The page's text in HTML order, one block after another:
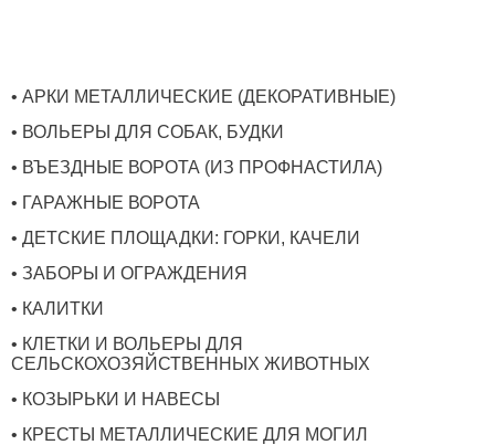
• АРКИ МЕТАЛЛИЧЕСКИЕ (ДЕКОРАТИВНЫЕ)
• ВОЛЬЕРЫ ДЛЯ СОБАК, БУДКИ
• ВЪЕЗДНЫЕ ВОРОТА (ИЗ ПРОФНАСТИЛА)
• ГАРАЖНЫЕ ВОРОТА
• ДЕТСКИЕ ПЛОЩАДКИ: ГОРКИ, КАЧЕЛИ
• ЗАБОРЫ И ОГРАЖДЕНИЯ
• КАЛИТКИ
• КЛЕТКИ И ВОЛЬЕРЫ ДЛЯ
СЕЛЬСКОХОЗЯЙСТВЕННЫХ ЖИВОТНЫХ
• КОЗЫРЬКИ И НАВЕСЫ
• КРЕСТЫ МЕТАЛЛИЧЕСКИЕ ДЛЯ МОГИЛ